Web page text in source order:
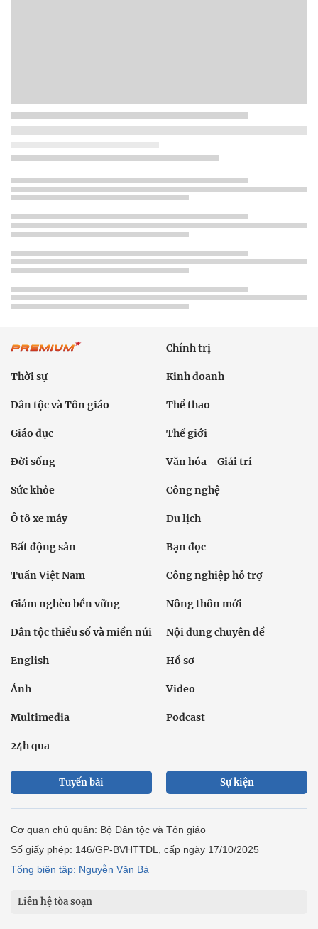
Chính trị
Thời sự Kinh doanh
Dân tộc và Tôn giáo Thể thao
Giáo dục Thế giới
Đời sống Văn hóa - Giải trí
Sức khỏe Công nghệ
Ô tô xe máy Du lịch
Bất động sản Bạn đọc
Tuần Việt Nam Công nghiệp hỗ trợ
Giảm nghèo bền vững Nông thôn mới
Dân tộc thiểu số và miền núi Nội dung chuyên đề
English Hồ sơ
Ảnh Video
Multimedia Podcast
24h qua
Tuyến bài Sự kiện
Cơ quan chủ quản: Bộ Dân tộc và Tôn giáo
Số giấy phép: 146/GP-BVHTTDL, cấp ngày 17/10/2025
Tổng biên tập: Nguyễn Văn Bá
Liên hệ tòa soạn